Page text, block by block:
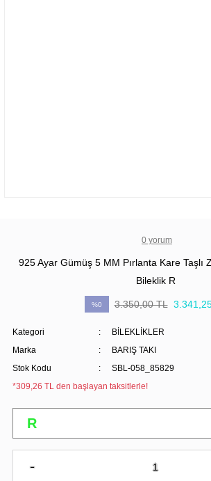
0 yorum
925 Ayar Gümüş 5 MM Pırlanta Kare Taşlı
Bileklik R
%0 3.350,00 TL
Kategori
BİLEKLİKLER
Marka
BARIŞ TAKI
Stok Kodu
SBL-058_85829
*309,26 TL den başlayan taksitlerle!